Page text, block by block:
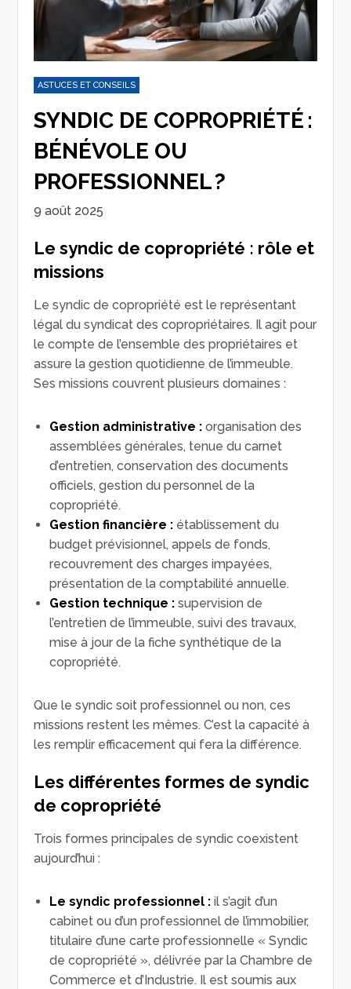
ASTUCES ET CONSEILS
SYNDIC DE COPROPRIÉTÉ :
BÉNÉVOLE OU
PROFESSIONNEL ?
9 août 2025
Le syndic de copropriété : rôle et
missions
Le syndic de copropriété est le représentant
légal du syndicat des copropriétaires. Il agit pour
le compte de l’ensemble des propriétaires et
assure la gestion quotidienne de l’immeuble.
Ses missions couvrent plusieurs domaines :
Gestion administrative : organisation des
assemblées générales, tenue du carnet
d’entretien, conservation des documents
officiels, gestion du personnel de la
copropriété.
Gestion financière : établissement du
budget prévisionnel, appels de fonds,
recouvrement des charges impayées,
présentation de la comptabilité annuelle.
Gestion technique : supervision de
l’entretien de l’immeuble, suivi des travaux,
mise à jour de la fiche synthétique de la
copropriété.
Que le syndic soit professionnel ou non, ces
missions restent les mêmes. C’est la capacité à
les remplir efficacement qui fera la différence.
Les différentes formes de syndic
de copropriété
Trois formes principales de syndic coexistent
aujourd’hui :
Le syndic professionnel :il s’agit d’un
cabinet ou d’un professionnel de l’immobilier,
titulaire d’une carte professionnelle « Syndic
de copropriété », délivrée par la Chambre de
Commerce et d’Industrie. Il est soumis aux